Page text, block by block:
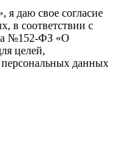
я даю свое согласие
в соответствии с
№152-ФЗ «О
целей,
данных